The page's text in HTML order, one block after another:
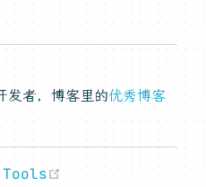
发者，博客里的优秀博客